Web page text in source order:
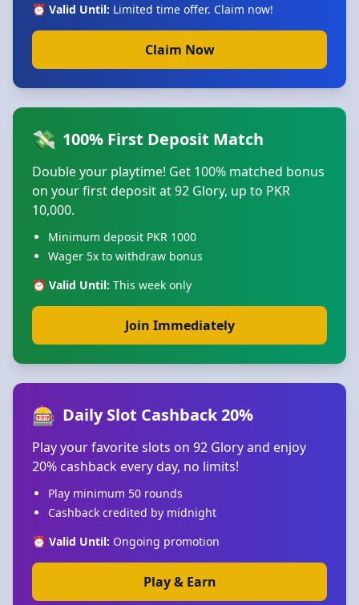
⏰ Valid Until: Limited time offer. Claim now!
Claim Now
💸 100% First Deposit Match
Double your playtime! Get 100% matched bonus
on your first deposit at 92 Glory, up to PKR
10,000.
Minimum deposit PKR 1000
Wager 5x to withdraw bonus
⏰ Valid Until: This week only
Join Immediately
🎰 Daily Slot Cashback 20%
Play your favorite slots on 92 Glory and enjoy
20% cashback every day, no limits!
Play minimum 50 rounds
Cashback credited by midnight
⏰ Valid Until: Ongoing promotion
Play & Earn